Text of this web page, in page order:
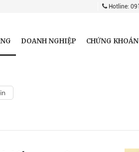
Hotline:
DOANH NGHIỆP CHỨNG KHOÁN